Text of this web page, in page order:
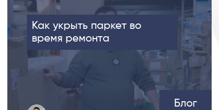
Как укрыть паркет во
время ремонта
Блог